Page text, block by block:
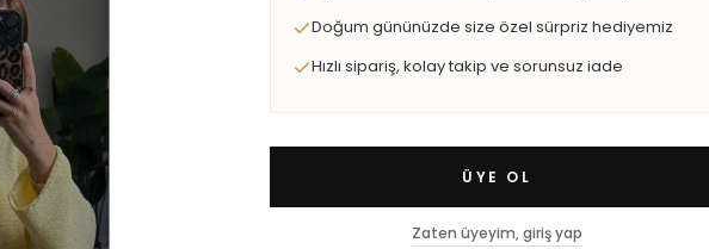
Doğum gününüzde size özel sürpriz hediyemiz
Hızlı sipariş, kolay takip ve sorunsuz iade
ÜYE OL
Zaten üyeyim, giriş yap